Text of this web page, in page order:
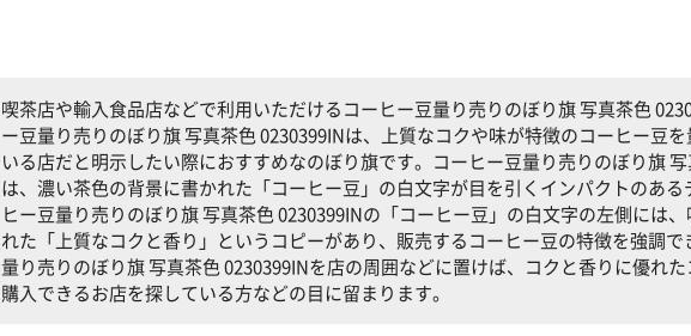
喫茶店や輸入食品店などで利用いただけるコーヒー豆量り売りのぼり旗 写真茶色
ー豆量り売りのぼり旗 写真茶色 0230399INは、上質なコクや味が特徴のコーヒー豆
いる店だと明示したい際におすすめなのぼり旗です。コーヒー豆量り売りのぼり旗
は、濃い茶色の背景に書かれた「コーヒー豆」の白文字が目を引くインパクトのあ
ヒー豆量り売りのぼり旗 写真茶色 0230399INの「コーヒー豆」の白文字の左側には
れた「上質なコクと香り」というコピーがあり、販売するコーヒー豆の特徴を強調
量り売りのぼり旗 写真茶色 0230399INを店の周囲などに置けば、コクと香りに優れ
購入できるお店を探している方などの目に留まります。